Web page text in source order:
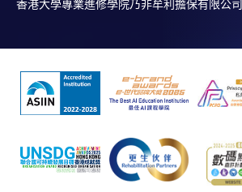
香港大學專業進修學院乃非牟利擔保有限公司